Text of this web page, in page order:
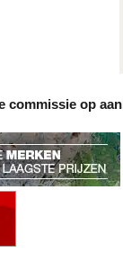
commissie op